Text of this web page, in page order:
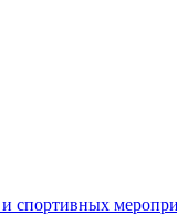
спортивных